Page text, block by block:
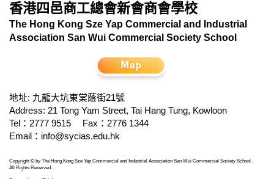
香港四邑商工總會新會商會學校
The Hong Kong Sze Yap Commercial and Industrial
Association San Wui Commercial Society School
地址: 九龍大坑東棠蔭街21號
Address: 21 Tong Yam Street, Tai Hang Tung, Kowloon
Tel：2777 9515
Fax：2776 1344
Email： info@sycias.edu.hk
Copyright © by The Hong Kong Sze Yap Commercial and Industrial Association San Wui Commercial Society School.
All Rights Reserved.